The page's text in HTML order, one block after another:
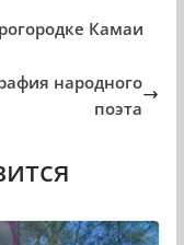
Камаи
народного
поэта